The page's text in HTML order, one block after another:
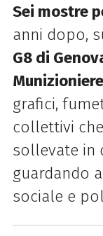
Sei mostre
anni dopo,
G8di
Munizioniere
grafici,
collettivi
sollevate in
guardando
sociale e